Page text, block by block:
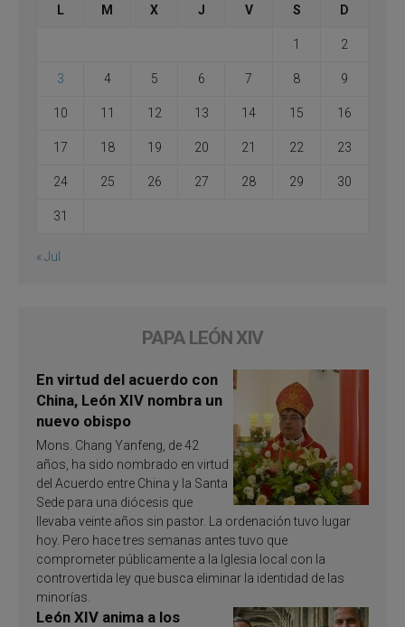
L M X J V S D
1 2
3 4 5 6 7 8 9
10 11 12 13 14 15 16
17 18 19 20 21 22 23
24 25 26 27 28 29 30
31
« Jul
PAPA LEÓN XIV
En virtud del acuerdo con
China, León XIV nombra un
nuevo obispo
Mons. Chang Yanfeng, de 42
años, ha sido nombrado en virtud
del Acuerdo entre China y la Santa
Sede para una diócesis que
llevaba veinte años sin pastor. La ordenación tuvo lugar
hoy. Pero hace tres semanas antes tuvo que
comprometer públicamente a la Iglesia local con la
controvertida ley que busca eliminar la identidad de las
minorías.
León XIV anima a los